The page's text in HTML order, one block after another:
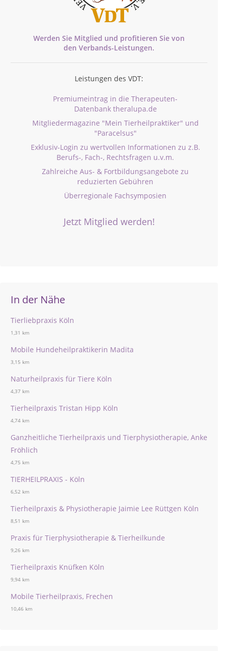
Werden Sie Mitglied und profitieren Sie von
den Verbands-Leistungen.
Leistungen des VDT:
Premiumeintrag in die Therapeuten-
Datenbank theralupa.de
Mitgliedermagazine "Mein Tierheilpraktiker" und
"Paracelsus"
Exklusiv-Login zu wertvollen Informationen zu z.B.
Berufs-, Fach-, Rechtsfragen u.v.m.
Zahlreiche Aus- & Fortbildungsangebote zu
reduzierten Gebühren
Überregionale Fachsymposien
Jetzt Mitglied werden!
In der Nähe
Tierliebpraxis Köln
1,31 km
Mobile Hundeheilpraktikerin Madita
3,15 km
Naturheilpraxis für Tiere Köln
4,37 km
Tierheilpraxis Tristan Hipp Köln
4,74 km
Ganzheitliche Tierheilpraxis und Tierphysiotherapie, Anke
Fröhlich
4,75 km
TIERHEILPRAXIS - Köln
6,52 km
Tierheilpraxis & Physiotherapie Jaimie Lee Rüttgen Köln
8,51 km
Praxis für Tierphysiotherapie & Tierheilkunde
9,26 km
Tierheilpraxis Knüfken Köln
9,94 km
Mobile Tierheilpraxis, Frechen
10,46 km